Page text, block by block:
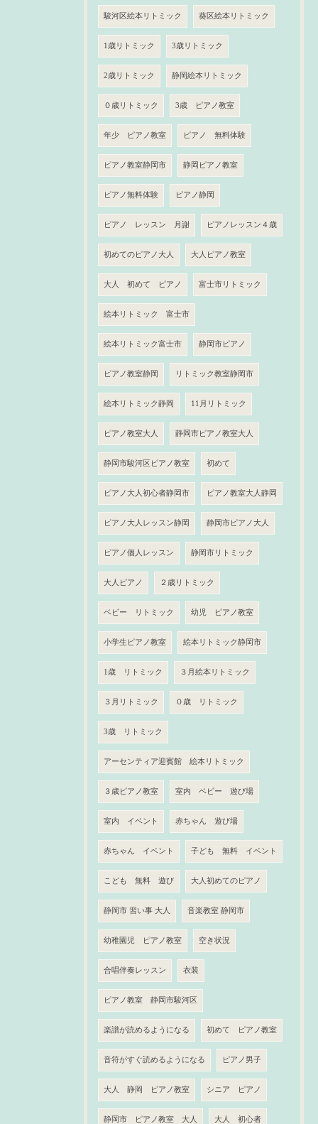
駿河区絵本リトミック 葵区絵本リトミック
1歳リトミック 3歳リトミック
2歳リトミック 静岡絵本リトミック
０歳リトミック 3歳 ピアノ教室
年少 ピアノ教室 ピアノ 無料体験
ピアノ教室静岡市 静岡ピアノ教室
ピアノ無料体験 ピアノ静岡
ピアノ レッスン 月謝 ピアノレッスン４歳
初めてのピアノ大人 大人ピアノ教室
大人 初めて ピアノ 富士市リトミック
絵本リトミック 富士市
絵本リトミック富士市 静岡市ピアノ
ピアノ教室静岡 リトミック教室静岡市
絵本リトミック静岡 11月リトミック
ピアノ教室大人 静岡市ピアノ教室大人
静岡市駿河区ピアノ教室 初めて
ピアノ大人初心者静岡市 ピアノ教室大人静岡
ピアノ大人レッスン静岡 静岡市ピアノ大人
ピアノ個人レッスン 静岡市リトミック
大人ピアノ ２歳リトミック
ベビー リトミック 幼児 ピアノ教室
小学生ピアノ教室 絵本リトミック静岡市
1歳 リトミック ３月絵本リトミック
３月リトミック ０歳 リトミック
3歳 リトミック
アーセンティア迎賓館 絵本リトミック
３歳ピアノ教室 室内 ベビー 遊び場
室内 イベント 赤ちゃん 遊び場
赤ちゃん イベント 子ども 無料 イベント
こども 無料 遊び 大人初めてのピアノ
静岡市 習い事 大人 音楽教室 静岡市
幼稚園児 ピアノ教室 空き状況
合唱伴奏レッスン 衣装
ピアノ教室 静岡市駿河区
楽譜が読めるようになる 初めて ピアノ教室
音符がすぐ読めるようになる ピアノ男子
大人 静岡 ピアノ教室 シニア ピアノ
静岡市 ピアノ教室 大人 大人 初心者